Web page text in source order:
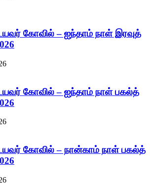
கோவில் – ஐந்தாம் நாள் இரவுத்
கோவில் – ஐந்தாம் நாள் பகல்த்
கோவில் – நான்காம் நாள் பகல்த்